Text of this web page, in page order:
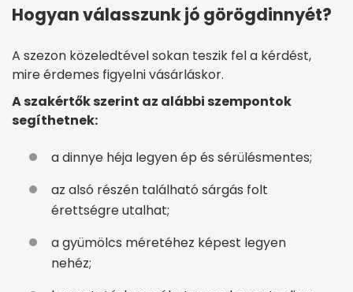
Hogyan válasszunk jó görögdinnyét?
A szezon közeledtével sokan teszik fel a kérdést,
mire érdemes figyelni vásárláskor.
A szakértők szerint az alábbi szempontok
segíthetnek:
a dinnye héja legyen ép és sérülésmentes;
az alsó részén található sárgás folt
érettségre utalhat;
a gyümölcs méretéhez képest legyen
nehéz;